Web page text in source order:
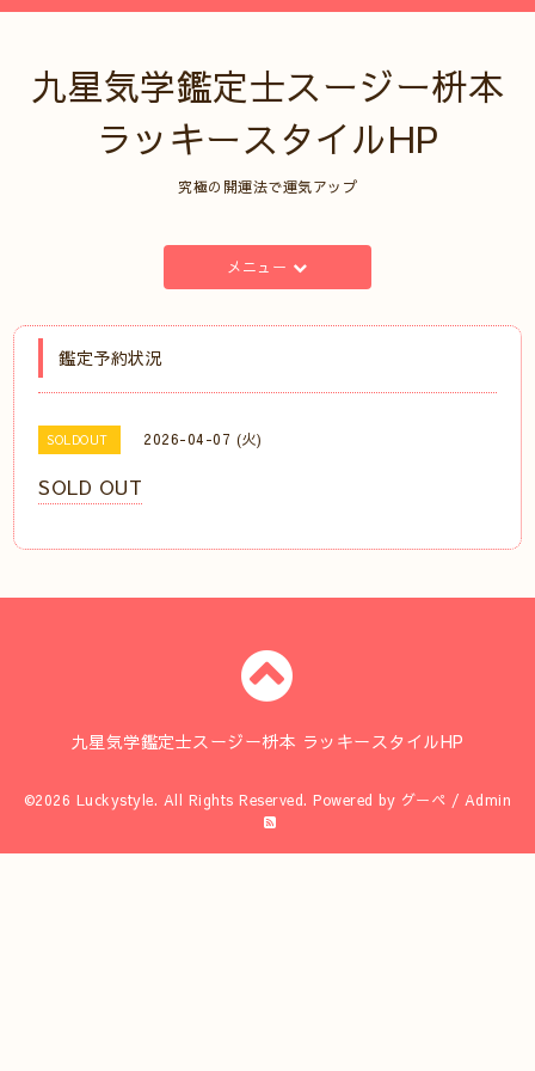
九星気学鑑定士スージー枡本
ラッキースタイルHP
究極の開運法で運気アップ
メニュー
鑑定予約状況
SOLDOUT 2026-04-07 (火)
SOLD OUT
九星気学鑑定士スージー枡本 ラッキースタイルHP
©2026 Luckystyle. All Rights Reserved. Powered by グーペ / Admin